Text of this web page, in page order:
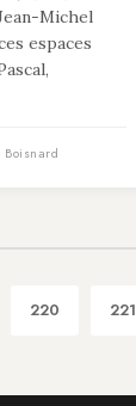
Michel
espaces
220 221